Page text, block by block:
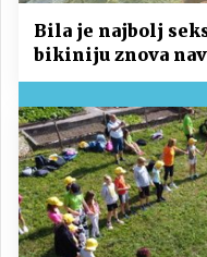
Bila je najbolj
bikiniju znova